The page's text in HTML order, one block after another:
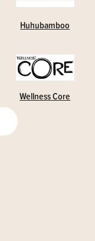
Huhubamboo
Wellness Core